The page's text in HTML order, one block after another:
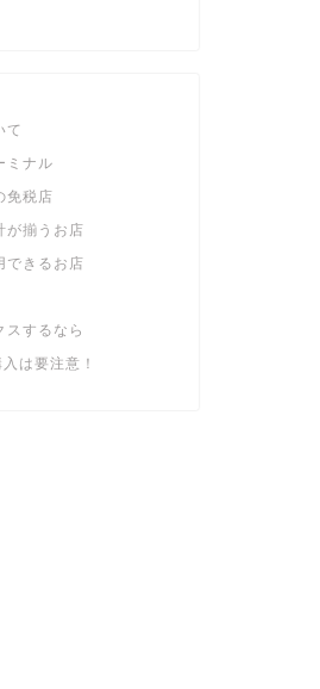
て
ミナル
免税店
が揃うお店
できるお店
スするなら
は要注意！